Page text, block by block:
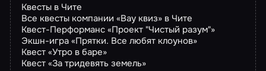
Квесты в Чите
Все квесты компании «Вау квиз» в Чите
Квест-Перформанс «Проект "Чистый разум"»
Экшн-игра «Прятки. Все любят клоунов»
Квест «Утро в баре»
Квест «За тридевять земель»